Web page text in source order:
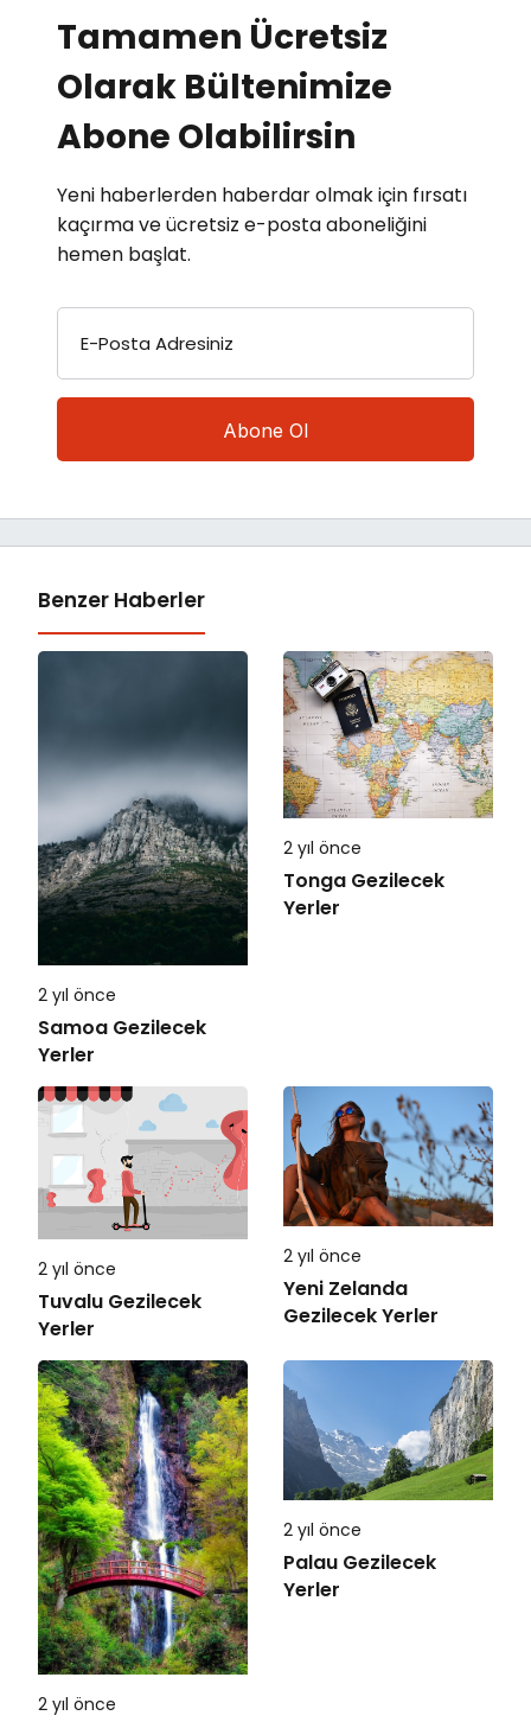
Tamamen Ücretsiz
Olarak Bültenimize
Abone Olabilirsin
Yeni haberlerden haberdar olmak için fırsatı
kaçırma ve ücretsiz e-posta aboneliğini
hemen başlat.
E-Posta Adresiniz
Benzer Haberler
2 yıl önce
Samoa Gezilecek
Yerler
2 yıl önce
Tonga Gezilecek
Yerler
2 yıl önce
Tuvalu Gezilecek
Yerler
2 yıl önce
Yeni Zelanda
Gezilecek Yerler
2 yıl önce
2 yıl önce
Palau Gezilecek
Yerler